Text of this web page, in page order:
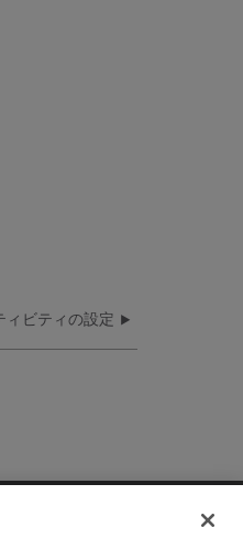
ィビティの設定
All rights reserved